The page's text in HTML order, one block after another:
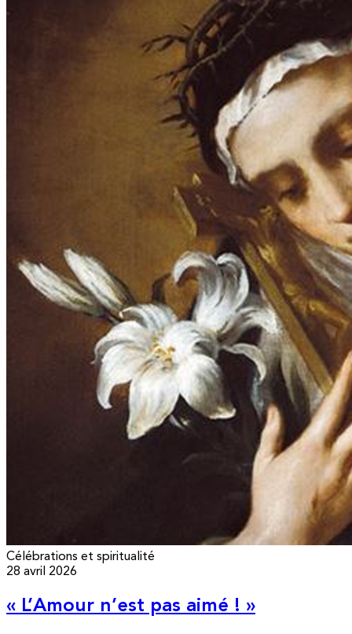
Célébrations et spiritualité
28 avril 2026
« L’Amour n’est pas aimé ! »